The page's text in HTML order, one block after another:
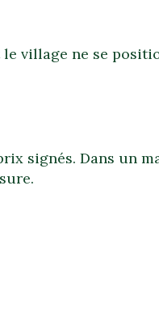
village ne se
signés. Dans un